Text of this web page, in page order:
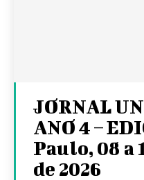
JORNAL
ANO 4 –
Paulo, 08 a
de 2026